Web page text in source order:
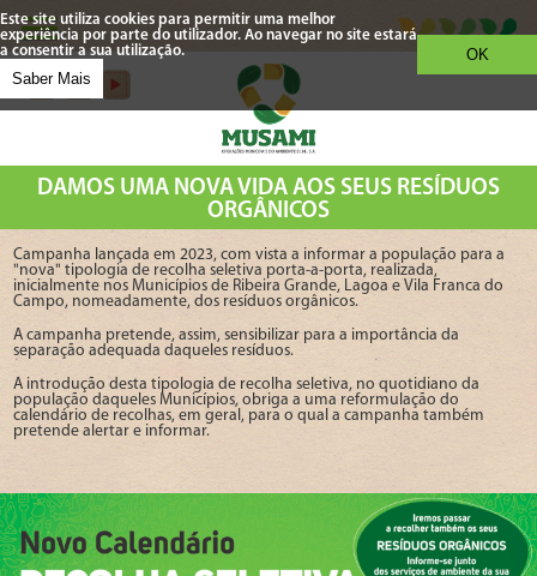
Este site utiliza cookies para permitir uma melhor
experiência por parte do utilizador. Ao navegar no site estará
a consentir a sua utilização.
Saber Mais
OK
DAMOS UMA NOVA VIDA AOS SEUS RESÍDUOS
ORGÂNICOS
Campanha lançada em 2023, com vista a informar a população para a
"nova" tipologia de recolha seletiva porta-a-porta, realizada,
inicialmente nos Municípios de Ribeira Grande, Lagoa e Vila Franca do
Campo, nomeadamente, dos resíduos orgânicos.
A campanha pretende, assim, sensibilizar para a importância da
separação adequada daqueles resíduos.
A introdução desta tipologia de recolha seletiva, no quotidiano da
população daqueles Municípios, obriga a uma reformulação do
calendário de recolhas, em geral, para o qual a campanha também
pretende alertar e informar.